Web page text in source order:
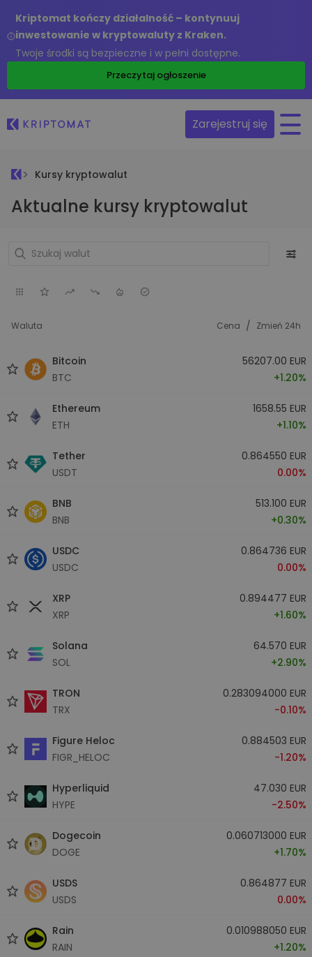
Kriptomat kończy działalność – kontynuuj
inwestowanie w kryptowaluty z Kraken.
Twoje środki są bezpieczne i w pełni dostępne.
Przeczytaj ogłoszenie
Zarejestruj się
Kursy kryptowalut
Aktualne kursy kryptowalut
Waluta Cena / Zmień 24h
Bitcoin
BTC
56207.00 EUR
+1.20%
Ethereum
ETH
1658.55 EUR
+1.10%
Tether
USDT
0.864550 EUR
0.00%
BNB
BNB
513.100 EUR
+0.30%
USDC
USDC
0.864736 EUR
0.00%
XRP
XRP
0.894477 EUR
+1.60%
Solana
SOL
64.570 EUR
+2.90%
TRON
TRX
0.283094000 EUR
-0.10%
Figure Heloc
FIGR_HELOC
0.884503 EUR
-1.20%
Hyperliquid
HYPE
47.030 EUR
-2.50%
Dogecoin
DOGE
0.060713000 EUR
+1.70%
USDS
USDS
0.864877 EUR
0.00%
Rain
RAIN
0.010988050 EUR
+1.20%